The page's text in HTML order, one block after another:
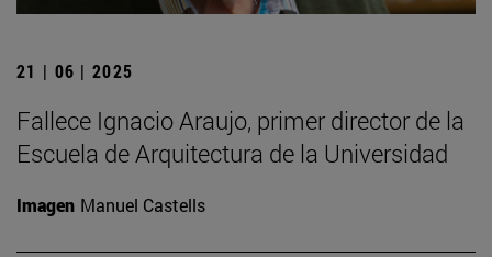
21 | 06 | 2025
Fallece Ignacio Araujo, primer director de la
Escuela de Arquitectura de la Universidad
Imagen Manuel Castells